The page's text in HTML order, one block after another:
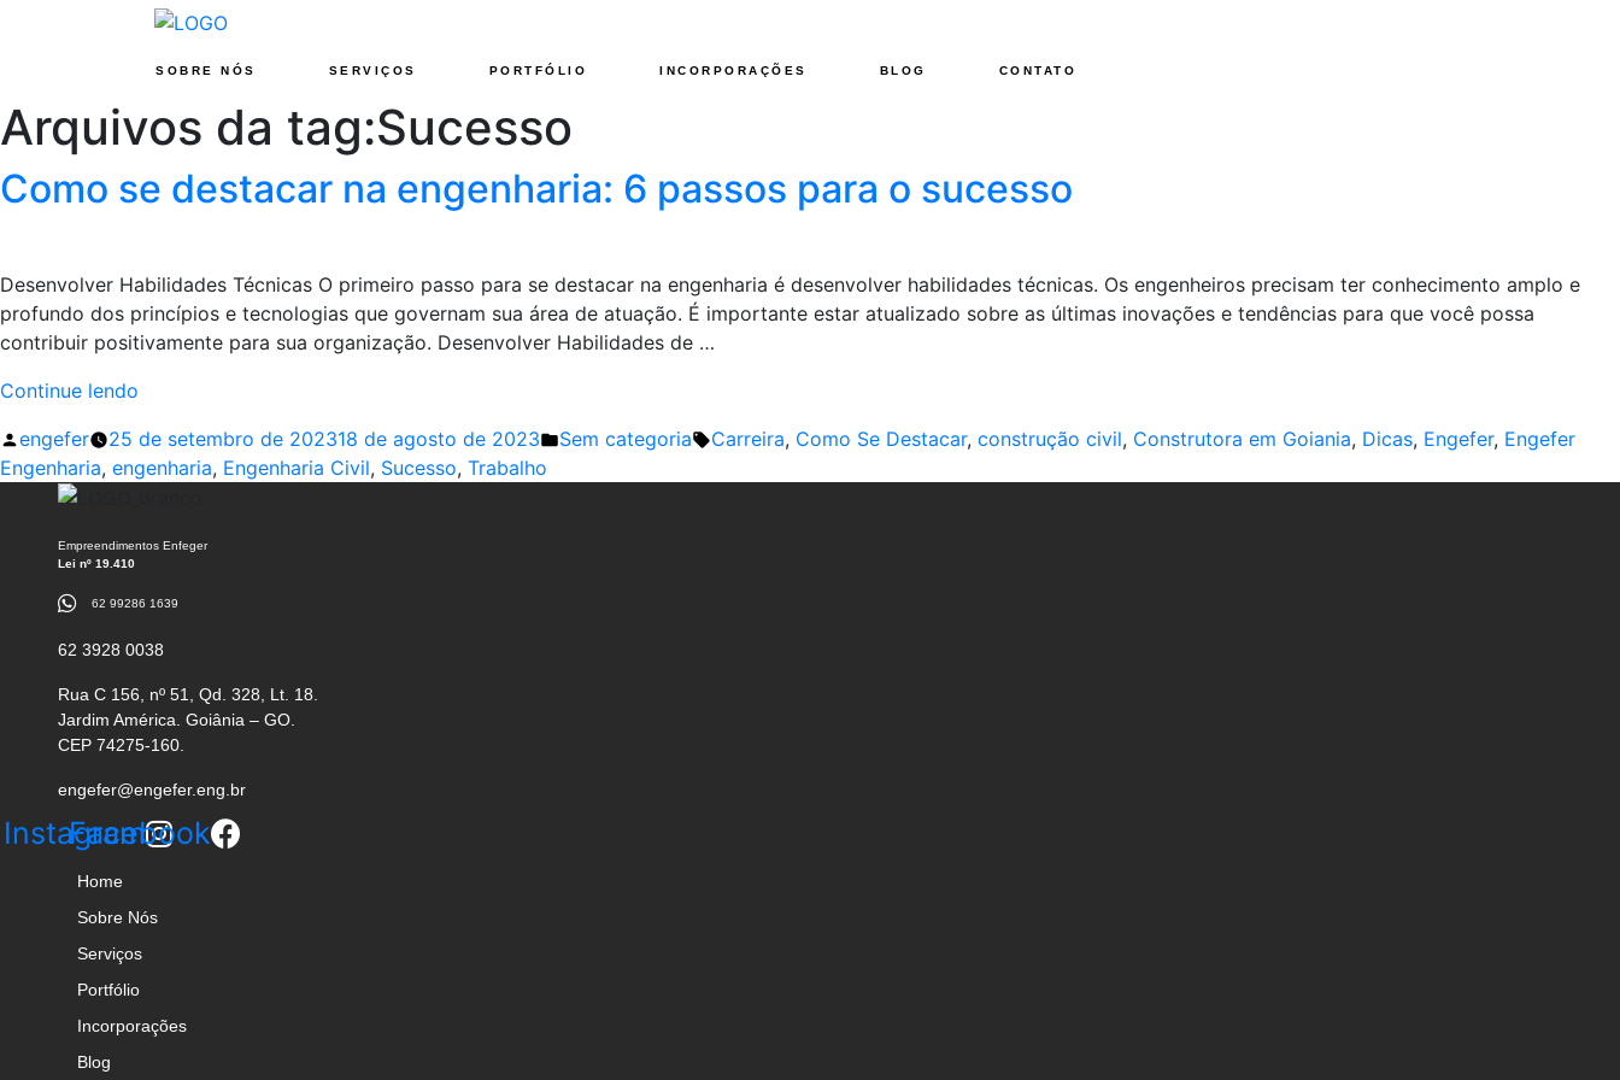
SOBRE NÓS SERVIÇOS PORTFÓLIO INCORPORAÇÕES BLOG CONTATO
Arquivos da tag:Sucesso
Como se destacar na engenharia: 6 passos para o sucesso
Desenvolver Habilidades Técnicas O primeiro passo para se destacar na engenharia é desenvolver habilidades técnicas. Os engenheiros precisam ter conhecimento amplo e
profundo dos princípios e tecnologias que governam sua área de atuação. É importante estar atualizado sobre as últimas inovações e tendências para que você possa
contribuir positivamente para sua organização. Desenvolver Habilidades de …
Continue lendo
destacar
na
sucesso”
Publicado
por
engefer 25 de setembro de 202318 de agosto de 2023
Publicado
Sem categoria Tags:
Carreira, Como Se Destacar, construção civil, Construtora em Goiania, Dicas, Engefer, Engefer
Engenharia, engenharia, Engenharia Civil, Sucesso, Trabalho
Empreendimentos Enfeger
Lei nº 19.410
62 99286 1639
62 3928 0038
Rua C 156, nº 51, Qd. 328, Lt. 18.
Jardim América. Goiânia – GO.
CEP 74275-160.
engefer@engefer.eng.br
Instagram
Facebook
Home
Sobre Nós
Serviços
Portfólio
Incorporações
Blog